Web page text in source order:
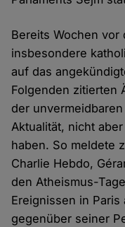
Bereits Wochen vor
insbesondere
auf das
Folgenden zitierten
der
Aktualität, nicht
haben. So meldete
Charlie Hebdo,
den Atheismus-
Ereignissen in
gegenüber seiner